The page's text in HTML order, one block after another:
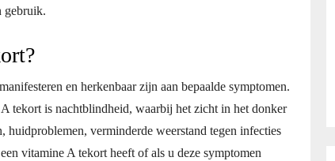
gebruik.
en herkenbaar zijn aan bepaalde symptomen.
tekort is nachtblindheid, waarbij het zicht in het donker
verminderde weerstand tegen infecties
vitamine A tekort heeft of als u deze symptomen